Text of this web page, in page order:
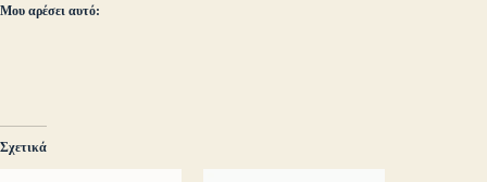
Μου αρέσει αυτό:
Σχετικά